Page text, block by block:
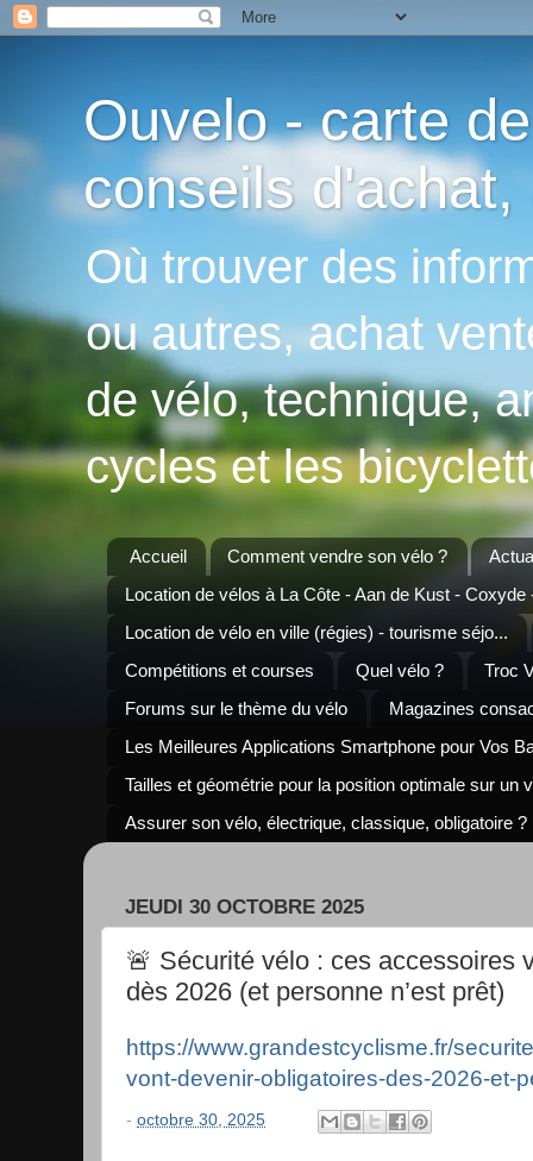
Ouvelo - carte
conseils
Où trouver des
ou autres, achat
de vélo, technique,
cycles et les
Accueil Comment vendre son vélo ?
Location de vélos à La Côte - Aan de Kust - Coxyde
Location de vélo en ville (régies) - tourisme séjo...
Compétitions et courses
Quel vélo ?
Troc
Forums sur le thème du vélo
Magazines
Les Meilleures Applications Smartphone pour Vos
Tailles et géométrie pour la position optimale sur un
Assurer son vélo, électrique, classique, obligatoire ?
JEUDI 30 OCTOBRE 2025
🚨 Sécurité vélo : ces accessoires
dès 2026 (et personne n’est prêt)
https://www.grandestcyclisme.fr/
vont-devenir-obligatoires-des-2026-et-
- octobre 30, 2025